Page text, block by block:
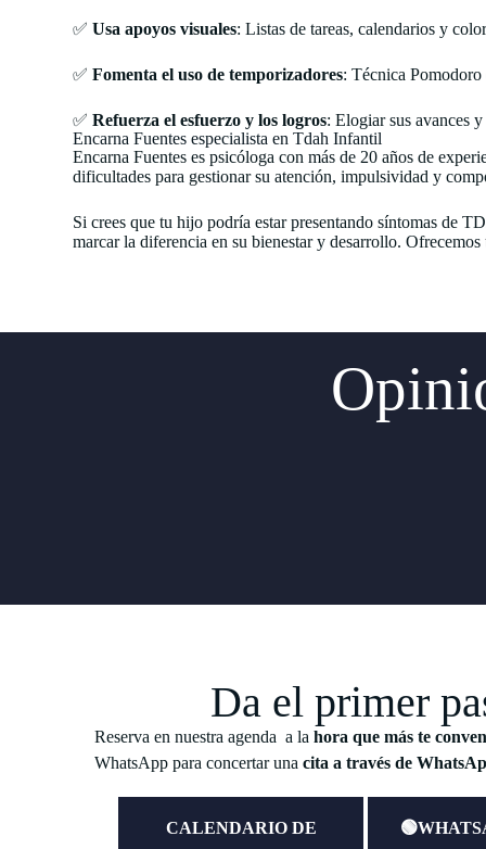
✅Usa apoyos visuales: Listas de tareas, calendarios y
✅Fomenta el uso de temporizadores: Técnica
✅Refuerza el esfuerzo y los logros: Elogiar sus avances
Encarna Fuentes especialista en Tdah Infantil
Encarna Fuentes es psicóloga con más de 20 años de
dificultades para gestionar su atención, impulsividad y
Si crees que tu hijo podría estar presentando síntomas de
marcar la diferencia en su bienestar y desarrollo. Ofrecemos
Da el primer
Reserva en nuestra agenda a lahora que más te
WhatsApp para concertar unacita a través de
CALENDARIO DE